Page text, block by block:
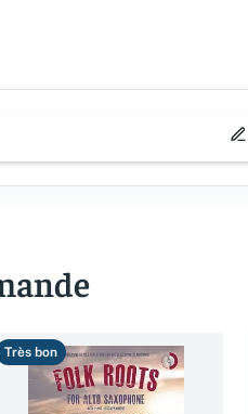
Très bon